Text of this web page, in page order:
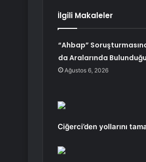
İlgili Makaleler
“Ahbap”
da Aralarında
Ağustos 6, 2026
Ciğerci’den yollarını